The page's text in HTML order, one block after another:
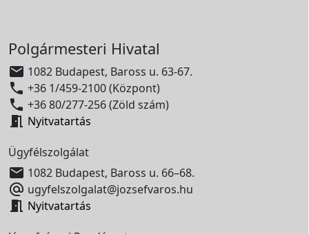
Polgármesteri Hivatal
 1082 Budapest, Baross u. 63-67.
 +36 1/459-2100 (Központ)
 +36 80/277-256 (Zöld szám)
 Nyitvatartás
Ügyfélszolgálat
 1082 Budapest, Baross u. 66–68.
 ugyfelszolgalat@jozsefvaros.hu
 Nyitvatartás